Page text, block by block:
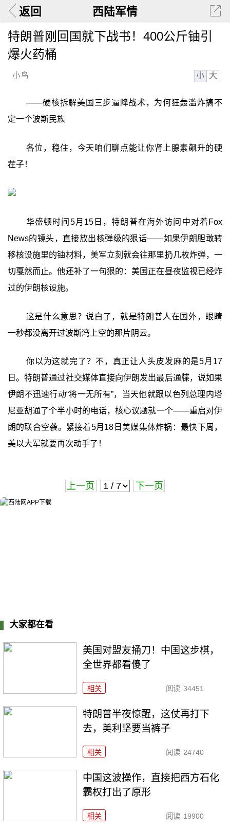
返回 西陆军情
特朗普刚回国就下战书！400公斤铀引
爆火药桶
小鸟 小 大
——硬核拆解美国三步逼降战术，为何狂轰滥炸搞不
定一个波斯民族
各位，稳住，今天咱们聊点能让你肾上腺素飙升的硬
茬子！
华盛顿时间5月15日，特朗普在海外访问中对着Fox
News的镜头，直接放出核弹级的狠话——如果伊朗胆敢转
移核设施里的铀材料，美军立刻就会往那里扔几枚炸弹，一
切戛然而止。他还补了一句狠的：美国正在昼夜监视已经炸
过的伊朗核设施。
这是什么意思？说白了，就是特朗普人在国外，眼睛
一秒都没离开过波斯湾上空的那片阴云。
你以为这就完了？不，真正让人头皮发麻的是5月17
日。特朗普通过社交媒体直接向伊朗发出最后通牒，说如果
伊朗不迅速行动“将一无所有”，当天他就跟以色列总理内塔
尼亚胡通了个半小时的电话，核心议题就一个——重启对伊
朗的联合空袭。紧接着5月18日美媒集体炸锅：最快下周，
美以大军就要再次动手了！
上一页 下一页
大家都在看
美国对盟友捅刀！中国这步棋，
全世界都看傻了
相关 阅读 34451
特朗普半夜惊醒，这仗再打下
去，美利坚要当裤子
相关 阅读 24740
中国这波操作，直接把西方石化
霸权打出了原形
相关 阅读 19900